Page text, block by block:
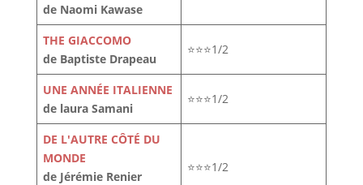
de Naomi Kawase
THE GIACCOMO
de Baptiste Drapeau
⭐⭐⭐1/2
UNE ANNÉE ITALIENNE
de laura Samani
⭐⭐⭐1/2
DE L'AUTRE CÔTÉ DU
MONDE
de Jérémie Renier
⭐⭐⭐1/2